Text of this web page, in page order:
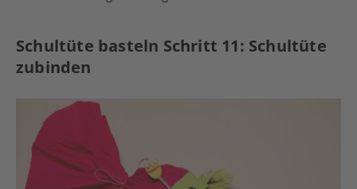
Schultüte basteln Schritt 11: Schultüte
zubinden